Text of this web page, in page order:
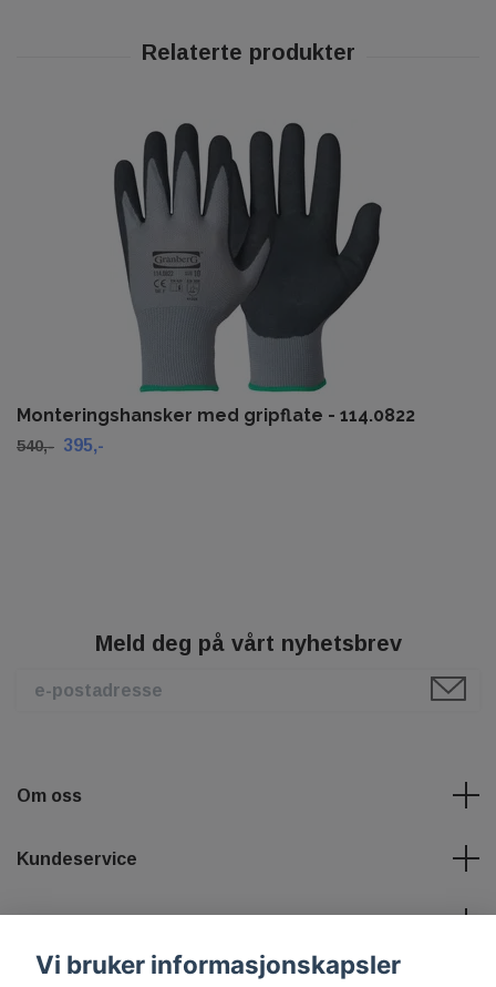
Monteringshansker med gripflate - 114.0822
540,- 395,-
Meld deg på vårt nyhetsbrev
Om oss
Kundeservice
Vi bruker informasjonskapsler